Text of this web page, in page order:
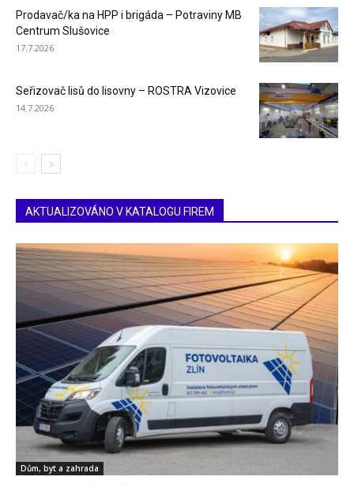
Prodavač/ka na HPP i brigáda – Potraviny MB
Centrum Slušovice
17.7.2026
Seřizovač lisů do lisovny – ROSTRA Vizovice
14.7.2026
AKTUALIZOVÁNO V KATALOGU FIREM
Dům, byt a zahrada